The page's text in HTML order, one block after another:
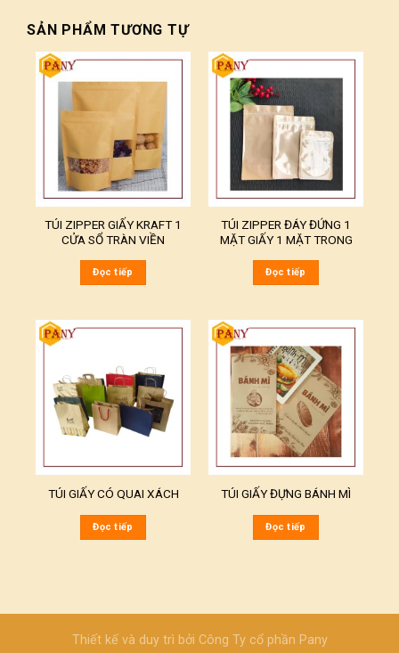
SẢN PHẨM TƯƠNG TỰ
TÚI ZIPPER GIẤY KRAFT 1
CỬA SỔ TRÀN VIỀN
Đọc tiếp
TÚI ZIPPER ĐÁY ĐỨNG 1
MẶT GIẤY 1 MẶT TRONG
Đọc tiếp
TÚI GIẤY CÓ QUAI XÁCH
Đọc tiếp
TÚI GIẤY ĐỰNG BÁNH MÌ
Đọc tiếp
Thiết kế và duy trì bởi Công Ty cổ phần Pany